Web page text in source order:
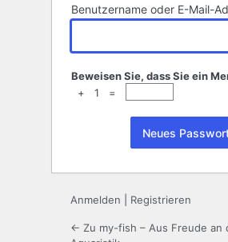
Benutzername oder E-Mail-
Beweisen Sie, dass Sie ein
+ 1 =
Anmelden Registrieren
← Zu my-fish – Aus Freude an